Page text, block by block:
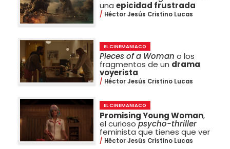
unaepicidad frustrada
Héctor Jesús Cristino Lucas
EL CINEMANIACO
Pieces of a Woman o los
fragmentos de un drama
voyerista
Héctor Jesús Cristino Lucas
EL CINEMANIACO
Promising Young Woman,
el curiosopsycho-thriller
feminista que tienes que ver
Héctor Jesús Cristino Lucas